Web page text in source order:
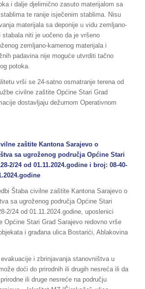
i dalje djelimično zasuto materijalom sa
te ranije isječenim stablima. Nisu
materijala sa deponije u vidu zemljano-
stabala niti je uočeno da je vršeno
zemljano-kamenog materijala i
padavina nije moguće utvrditi tačno
potoka.
vrši se 24-satno osmatranje terena od
civilne zaštite Općine Stari Grad
dostavljaju dežurnom Operativnom
zaštite Kantona Sarajevo o
sa ugroženog područja Općine Stari
2/24 od 01.11.2024.godine i broj: 08-40-
Štaba civilne zaštite Kantona Sarajevo o
sa ugroženog područja Općine Stari
2/24 od 01.11.2024.godine, uposlenici
Općine Stari Grad Sarajevo redovno vrše
i građana ulica Bostarići, Ablakovina
i zbrinjavanja stanovništva u
doći do prirodnih ili drugih nesreća ili da
ili druge nesreće na području